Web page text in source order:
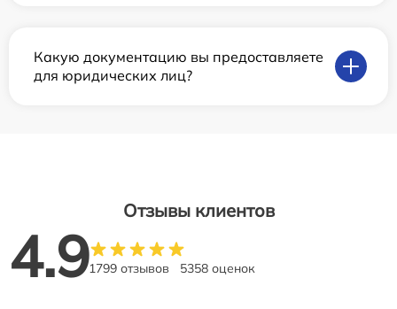
Какую документацию вы предоставляете
для юридических лиц?
Отзывы клиентов
4.91799 отзывов 5358 оценок